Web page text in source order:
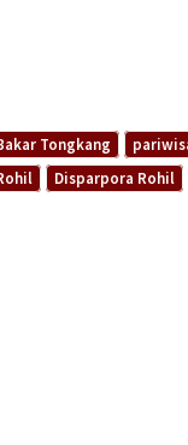
Tongkang
Disparpora Rohil